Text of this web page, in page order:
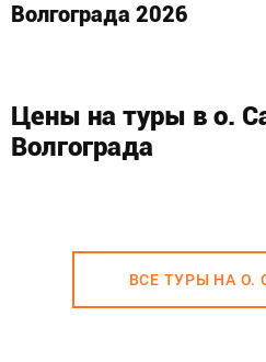
Волгограда 2026
Цены на туры в о.
Волгограда
ВСЕ ТУРЫ НА О.